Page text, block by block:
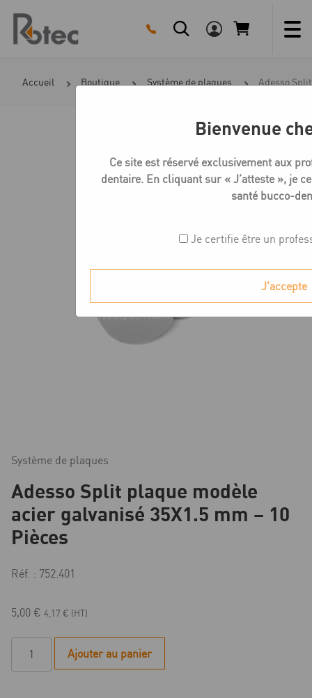
content
Accueil Boutique Système de plaques Adesso
Système de plaques
Adesso Split plaque modèle
acier galvanisé 35X1.5 mm – 10
Pièces
Réf. : 752.401
5,00 € 4,17 € (HT)
Ajouter au panier
Bienvenue
Ce site est réservé exclusivement aux
dentaire. En cliquant sur « J’atteste », je
santé bucco-
Je certifie être un
J'accepte